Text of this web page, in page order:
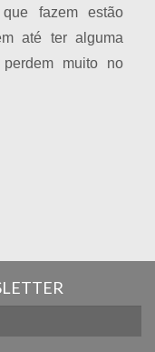
fazem estão
até ter alguma
muito no